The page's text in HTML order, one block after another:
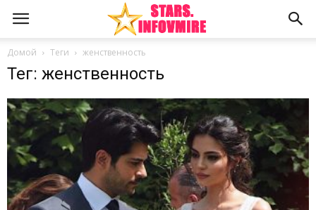
Домой Теги женственность
Тег: женственность